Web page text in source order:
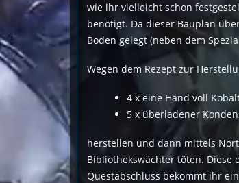
wie ihr vielleicht schon
benötigt. Da dieser Bauplan
Boden gelegt (neben dem
Wegen dem Rezept zur
4 x eine Hand voll
5 x überladener
herstellen und dann mittels
Bibliothekswächter töten. Diese
Questabschluss bekommt ihr